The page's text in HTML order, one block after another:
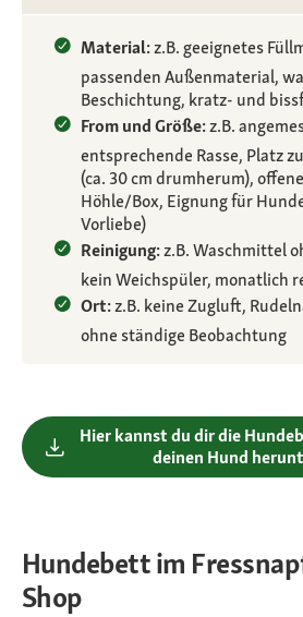
Material:z.B. geeignetes
passenden Außenmaterial,
Beschichtung, kratz- und
From und Größe:z.B.
entsprechende Rasse, Platz
(ca. 30 cm drumherum),
Höhle/Box, Eignung für
Vorliebe)
Reinigung:z.B. Waschmittel
kein Weichspüler, monatlich
Ort:z.B. keine Zugluft,
ohne ständige Beobachtung
Hier kannst du dir die
deinen Hund
Hundebett im
Shop